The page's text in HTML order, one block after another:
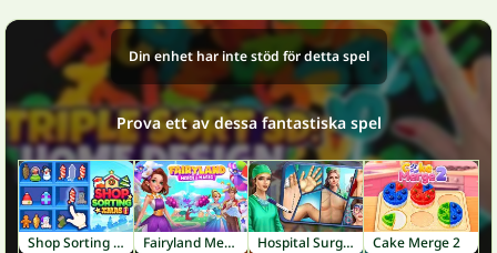
Din enhet har inte stöd för detta spel
Prova ett av dessa fantastiska spel
Shop Sorting Xmas Fairyland Merge & Magic Hospital Surgeon: Doctor Game Cake Merge 2